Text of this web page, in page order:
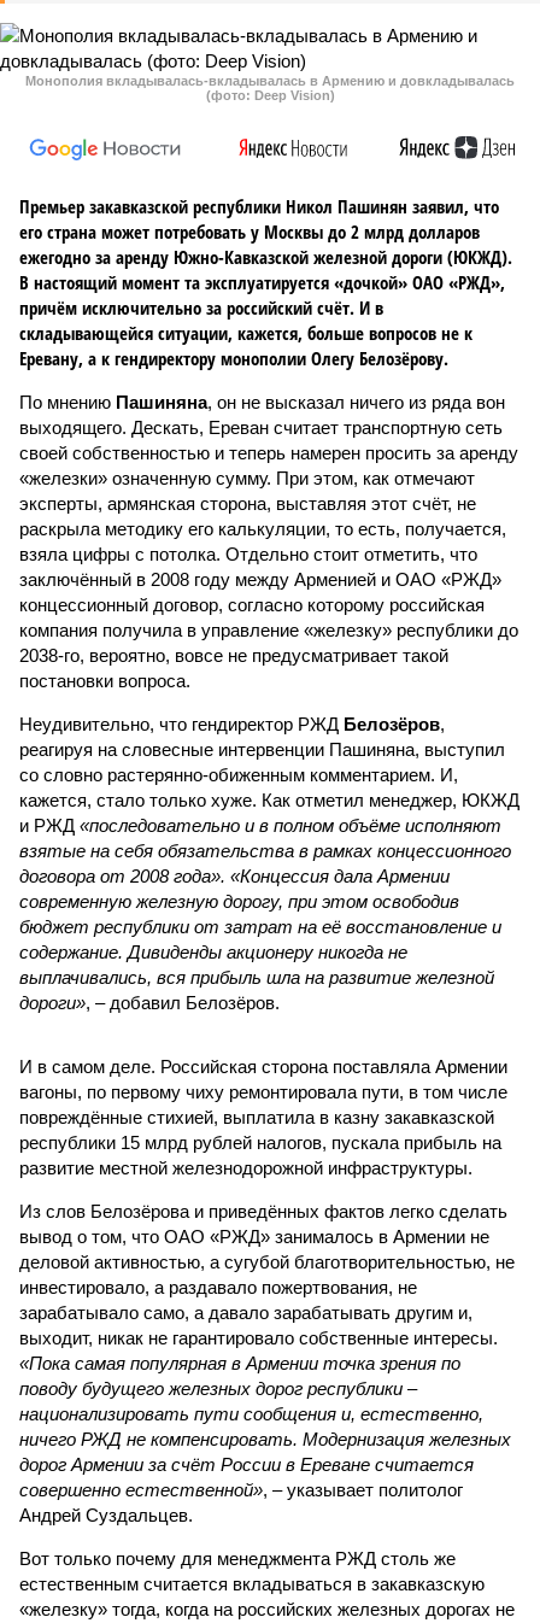
Монополия вкладывалась-вкладывалась в Армению и довкладывалась
(фото: Deep Vision)
Премьер закавказской республики Никол Пашинян заявил, что
его страна может потребовать у Москвы до 2 млрд долларов
ежегодно за аренду Южно-Кавказской железной дороги (ЮКЖД).
В настоящий момент та эксплуатируется «дочкой» ОАО «РЖД»,
причём исключительно за российский счёт. И в
складывающейся ситуации, кажется, больше вопросов не к
Еревану, а к гендиректору монополии Олегу Белозёрову.
По мнению Пашиняна, он не высказал ничего из ряда вон
выходящего. Дескать, Ереван считает транспортную сеть
своей собственностью и теперь намерен просить за аренду
«железки» означенную сумму. При этом, как отмечают
эксперты, армянская сторона, выставляя этот счёт, не
раскрыла методику его калькуляции, то есть, получается,
взяла цифры с потолка. Отдельно стоит отметить, что
заключённый в 2008 году между Арменией и ОАО «РЖД»
концессионный договор, согласно которому российская
компания получила в управление «железку» республики до
2038-го, вероятно, вовсе не предусматривает такой
постановки вопроса.
Неудивительно, что гендиректор РЖД Белозёров,
реагируя на словесные интервенции Пашиняна, выступил
со словно растерянно-обиженным комментарием. И,
кажется, стало только хуже. Как отметил менеджер, ЮКЖД
и РЖД «последовательно и в полном объёме исполняют
взятые на себя обязательства в рамках концессионного
договора от 2008 года». «Концессия дала Армении
современную железную дорогу, при этом освободив
бюджет республики от затрат на её восстановление и
содержание. Дивиденды акционеру никогда не
выплачивались, вся прибыль шла на развитие железной
дороги», – добавил Белозёров.
И в самом деле. Российская сторона поставляла Армении
вагоны, по первому чиху ремонтировала пути, в том числе
повреждённые стихией, выплатила в казну закавказской
республики 15 млрд рублей налогов, пускала прибыль на
развитие местной железнодорожной инфраструктуры.
Из слов Белозёрова и приведённых фактов легко сделать
вывод о том, что ОАО «РЖД» занималось в Армении не
деловой активностью, а сугубой благотворительностью, не
инвестировало, а раздавало пожертвования, не
зарабатывало само, а давало зарабатывать другим и,
выходит, никак не гарантировало собственные интересы.
«Пока самая популярная в Армении точка зрения по
поводу будущего железных дорог рес­публики –
национализировать пути сообщения и, естественно,
ничего РЖД не компенсировать. Модернизация железных
дорог Армении за счёт России в Ереване считается
совершенно естественной», – указывает политолог
Андрей Суздальцев.
Вот только почему для менеджмента РЖД столь же
естественным считается вкладываться в закавказскую
«железку» тогда, когда на российских железных дорогах не